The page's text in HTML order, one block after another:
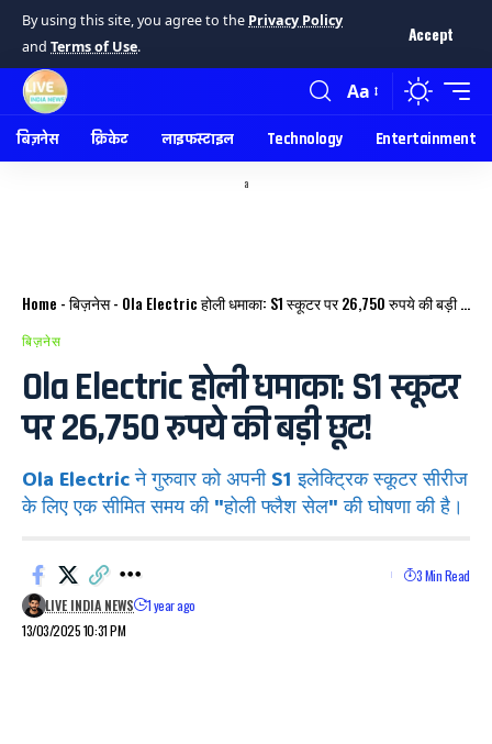
By using this site, you agree to the Privacy Policy
and Terms of Use.
Accept
Aa
बिज़नेस क्रिकेट लाइफस्टाइल Technology Entertainment
a
Home -बिज़नेस- Ola Electric होली धमाका: S1 स्कूटर पर 26,750 रुपये की बड़ी छूट!
बिज़नेस
Ola Electric होली धमाका: S1 स्कूटर
पर 26,750 रुपये की बड़ी छूट!
Ola Electric ने गुरुवार को अपनी S1 इलेक्ट्रिक स्कूटर सीरीज
के लिए एक सीमित समय की "होली फ्लैश सेल" की घोषणा की है।
13/03/2025 10:31 PM
LIVE INDIA NEWS 1 year ago
3 Min Read